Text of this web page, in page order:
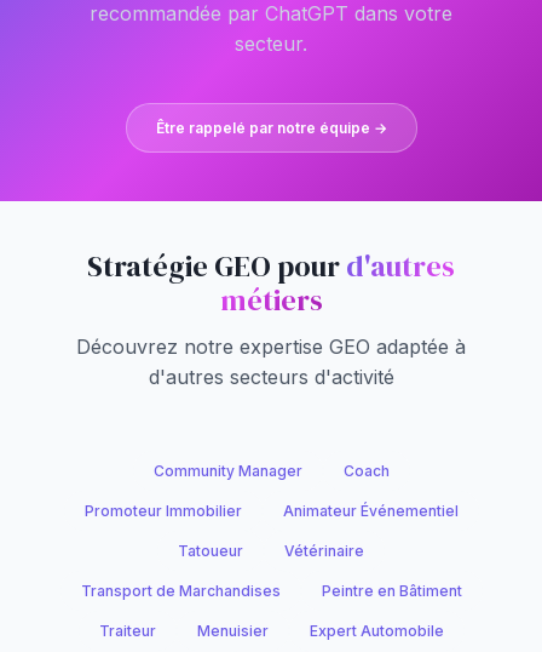
recommandée par ChatGPT dans votre
secteur.
Être rappelé par notre équipe →
Stratégie GEO pourd'autres
métiers
Découvrez notre expertise GEO adaptée à
d'autres secteurs d'activité
Community Manager Coach
Promoteur Immobilier Animateur Événementiel
Tatoueur Vétérinaire
Transport de Marchandises Peintre en Bâtiment
Traiteur Menuisier Expert Automobile